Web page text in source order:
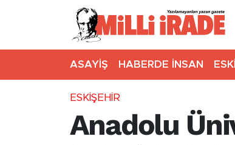
ASAYİŞ HABERDE İNSAN
ESKİŞEHİR
Anadolu